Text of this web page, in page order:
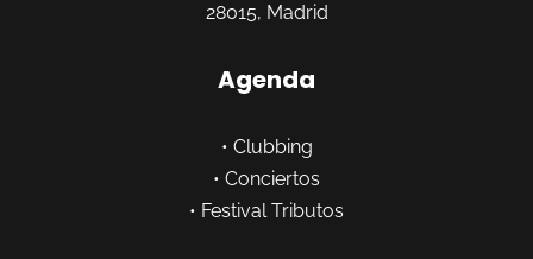
28015, Madrid
Agenda
• Clubbing
• Conciertos
• Festival Tributos